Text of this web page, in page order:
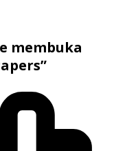
membuka